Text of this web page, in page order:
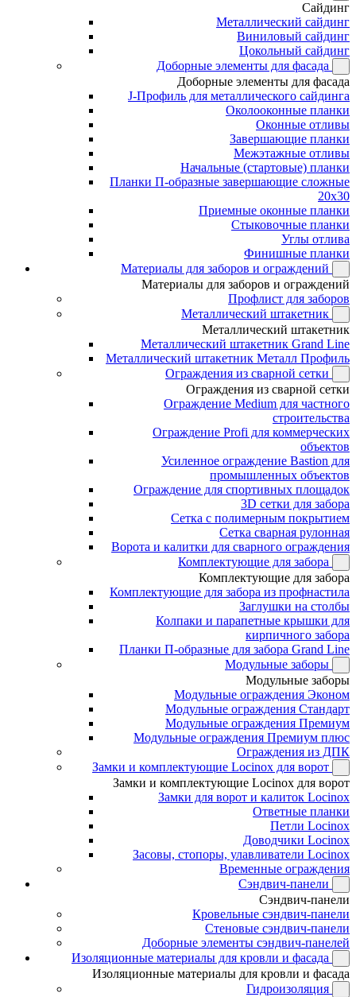
Сайдинг
Металлический сайдинг
Виниловый сайдинг
Цокольный сайдинг
Доборные элементы для фасада
Доборные элементы для фасада
J-Профиль для металлического сайдинга
Околооконные планки
Оконные отливы
Завершающие планки
Межэтажные отливы
Начальные (стартовые) планки
Планки П-образные завершающие сложные
20x30
Приемные оконные планки
Стыковочные планки
Углы отлива
Финишные планки
Материалы для заборов и ограждений
Материалы для заборов и ограждений
Профлист для заборов
Металлический штакетник
Металлический штакетник
Металлический штакетник Grand Line
Металлический штакетник Металл Профиль
Ограждения из сварной сетки
Ограждения из сварной сетки
Ограждение Medium для частного
строительства
Ограждение Profi для коммерческих
объектов
Усиленное ограждение Bastion для
промышленных объектов
Ограждение для спортивных площадок
3D сетки для забора
Сетка с полимерным покрытием
Сетка сварная рулонная
Ворота и калитки для сварного ограждения
Комплектующие для забора
Комплектующие для забора
Комплектующие для забора из профнастила
Заглушки на столбы
Колпаки и парапетные крышки для
кирпичного забора
Планки П-образные для забора Grand Line
Модульные заборы
Модульные заборы
Модульные ограждения Эконом
Модульные ограждения Стандарт
Модульные ограждения Премиум
Модульные ограждения Премиум плюс
Ограждения из ДПК
Замки и комплектующие Locinox для ворот
Замки и комплектующие Locinox для ворот
Замки для ворот и калиток Locinox
Ответные планки
Петли Locinox
Доводчики Locinox
Засовы, стопоры, улавливатели Locinox
Временные ограждения
Сэндвич-панели
Сэндвич-панели
Кровельные сэндвич-панели
Стеновые сэндвич-панели
Доборные элементы сэндвич-панелей
Изоляционные материалы для кровли и фасада
Изоляционные материалы для кровли и фасада
Гидроизоляция